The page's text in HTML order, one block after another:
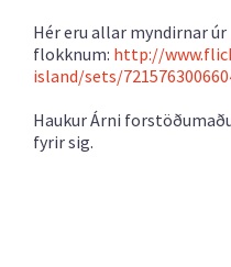
Hér eru allar myndirnar úr
flokknum: http://
island/sets/
Haukur Árni
fyrir sig.